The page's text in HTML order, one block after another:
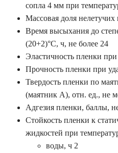
сопла 4 мм при
Массовая доля
Время высыхания до
(20+2)°С, ч, не более 24
Эластичность пленки
Прочность пленки при
Твердость пленки по
(маятник А), отн. ед., не
Адгезия пленки, баллы,
Стойкость пленки к
жидкостей при
воды, ч 2